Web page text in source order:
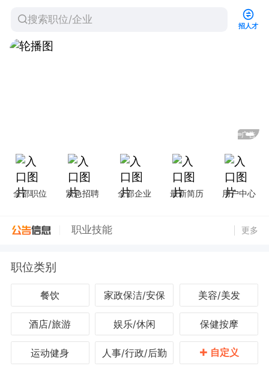
搜索职位/企业
招人才
广告
全部职位 紧急招聘 全部企业 最新简历 用户中心
职业技能 更多
职位类别
餐饮 家政保洁/安保 美容/美发
酒店/旅游 娱乐/休闲 保健按摩
运动健身 人事/行政/后勤 + 自定义